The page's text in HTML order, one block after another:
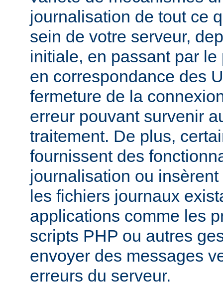
journalisation de tout ce
sein de votre serveur,
initiale, en passant par
en correspondance des
fermeture de la
erreur pouvant survenir
traitement. De plus,
fournissent des
journalisation ou
les fichiers journaux
applications comme les
scripts PHP ou autres
envoyer des messages
erreurs du serveur.